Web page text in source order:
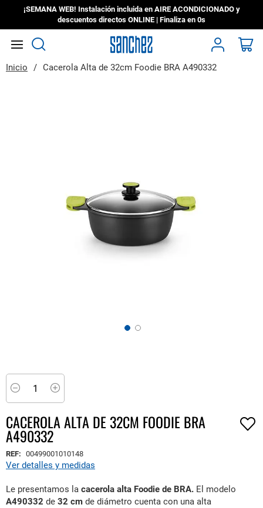
¡SEMANA WEB! Instalación incluida en AIRE ACONDICIONADO y
descuentos directos ONLINE | Finaliza en 0s
Inicio Cacerola Alta de 32cm Foodie BRA A490332
al
comienzo
de
galería
de
CACEROLA ALTA DE 32CM FOODIE BRA
A490332
Ver detalles y medidas
REF: 00499001010148
Le presentamos la cacerola alta Foodie de BRA. El modelo
A490332 de 32 cm de diámetro cuenta con una alta
Minus